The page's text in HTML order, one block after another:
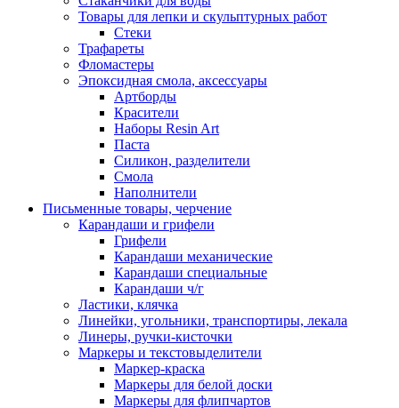
Товары для лепки и скульптурных работ
Стеки
Трафареты
Фломастеры
Эпоксидная смола, аксессуары
Артборды
Красители
Наборы Resin Art
Паста
Силикон, разделители
Смола
Наполнители
Письменные товары, черчение
Карандаши и грифели
Грифели
Карандаши механические
Карандаши специальные
Карандаши ч/г
Ластики, клячка
Линейки, угольники, транспортиры, лекала
Линеры, ручки-кисточки
Маркеры и текстовыделители
Маркер-краска
Маркеры для белой доски
Маркеры для флипчартов